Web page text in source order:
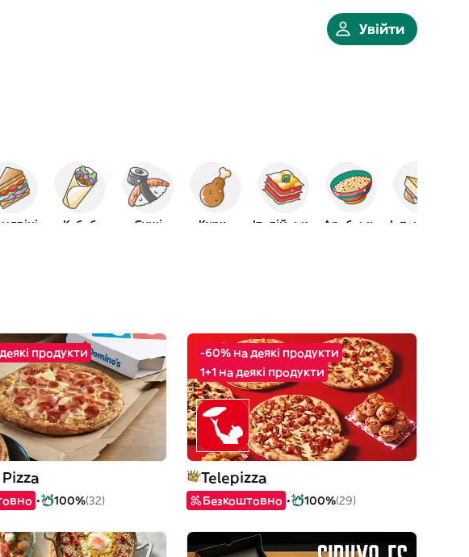
Увійти
Кебаб Суші Курка Італійська Арабська Іспанська
продукти
100%(32)
-60% на деякі продукти
1+1 на деякі продукти
Telepizza
Безкоштовно 100%(29)